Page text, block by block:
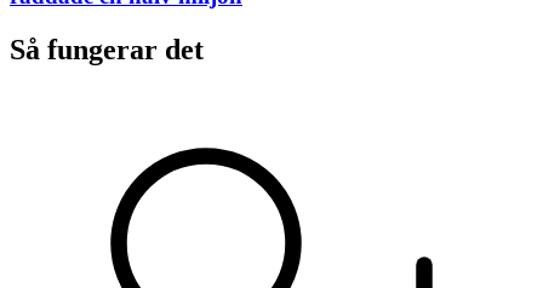
Så fungerar det